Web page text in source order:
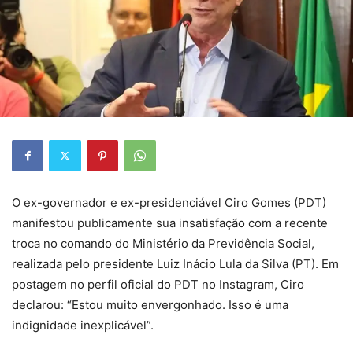
O ex-governador e ex-presidenciável Ciro Gomes (PDT)
manifestou publicamente sua insatisfação com a recente
troca no comando do Ministério da Previdência Social,
realizada pelo presidente Luiz Inácio Lula da Silva (PT). Em
postagem no perfil oficial do PDT no Instagram, Ciro
declarou: “Estou muito envergonhado. Isso é uma
indignidade inexplicável”.